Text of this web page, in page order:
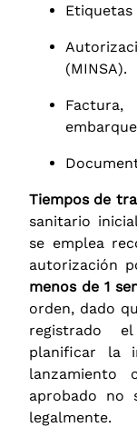
Etiquetas
(MINSA).
Tiempos de
sanitario
se emplea
autorización
menos de 1
orden, dado
registrado
planificar la
lanzamiento
aprobado no
legalmente.